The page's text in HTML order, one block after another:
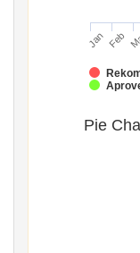
Jan Feb
Pie